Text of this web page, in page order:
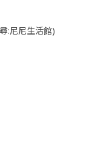
:尼尼生活館)